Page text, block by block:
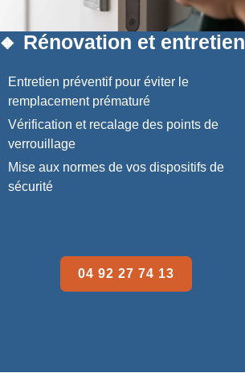
🔸 Rénovation et entretien
Entretien préventif pour éviter le
remplacement prématuré
Vérification et recalage des points de
verrouillage
Mise aux normes de vos dispositifs de
sécurité
04 92 27 74 13